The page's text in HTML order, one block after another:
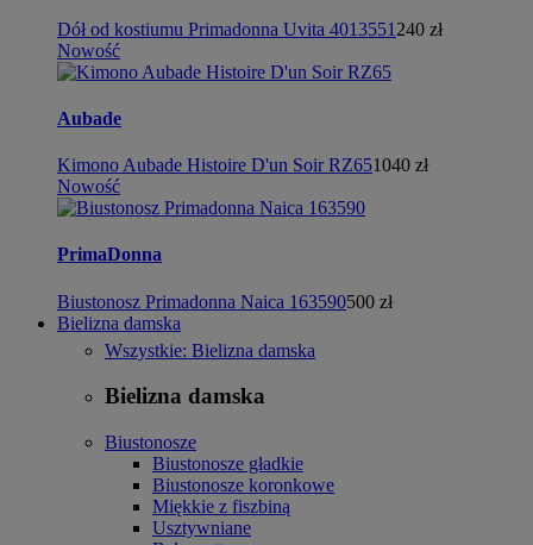
Dół od kostiumu Primadonna Uvita 4013551 240 zł
Nowość
Aubade
Kimono Aubade Histoire D'un Soir RZ651040 zł
Nowość
PrimaDonna
Biustonosz Primadonna Naica 163590500 zł
Bielizna damska
Wszystkie: Bielizna damska
Bielizna damska
Biustonosze
Biustonosze gładkie
Biustonosze koronkowe
Miękkie z fiszbiną
Usztywniane